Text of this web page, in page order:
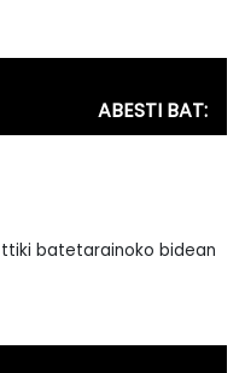
ABESTI BAT:
batetarainoko bidean